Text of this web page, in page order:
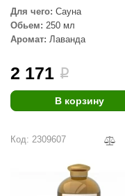
ecology
Для чего: Сауна
Обьем: 250 мл
Аромат: Лаванда
2 171 i
В корзину
Код: 2309607